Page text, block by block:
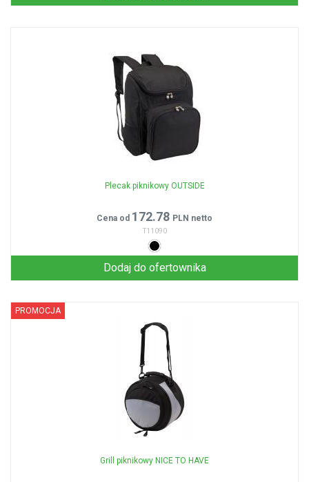
Plecak piknikowy OUTSIDE
Cena od 172.78 PLN netto
T11090
Dodaj do ofertownika
PROMOCJA
Grill piknikowy NICE TO HAVE